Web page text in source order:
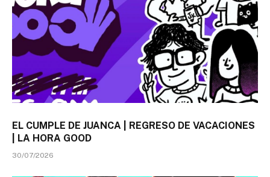
EL CUMPLE DE JUANCA | REGRESO DE VACACIONES
| LA HORA GOOD
30/07/2026